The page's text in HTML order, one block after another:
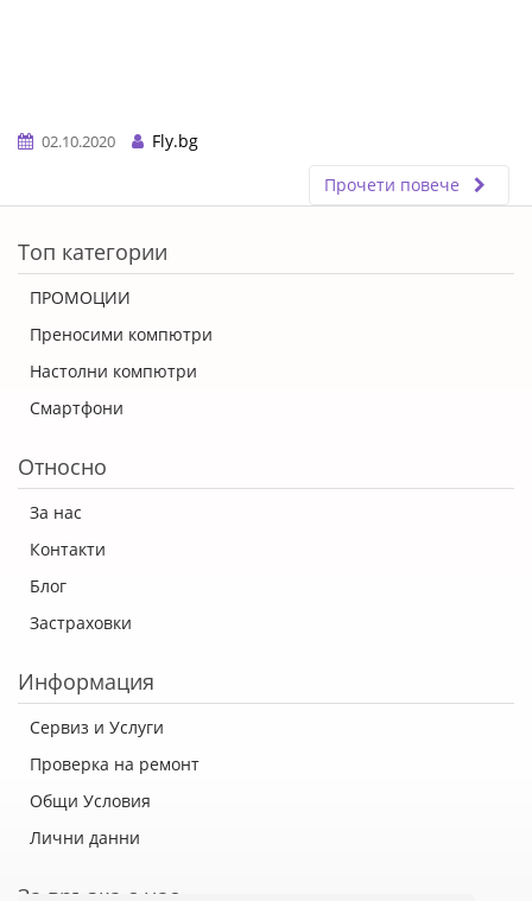
02.10.2020
Fly.bg
Прочети повече
Топ категории
ПРОМОЦИИ
Преносими компютри
Настолни компютри
Смартфони
Относно
За нас
Контакти
Блог
Застраховки
Информация
Сервиз и Услуги
Проверка на ремонт
Общи Условия
Лични данни